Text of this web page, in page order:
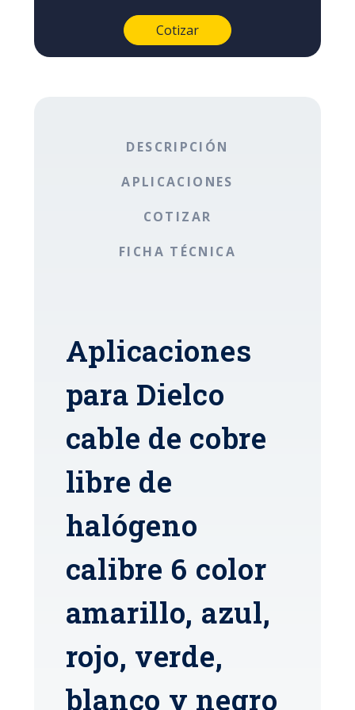
DESCRIPCIÓN
APLICACIONES
COTIZAR
FICHA TÉCNICA
Aplicaciones
para Dielco
cable de cobre
libre de
halógeno
calibre 6 color
amarillo, azul,
rojo, verde,
blanco y negro